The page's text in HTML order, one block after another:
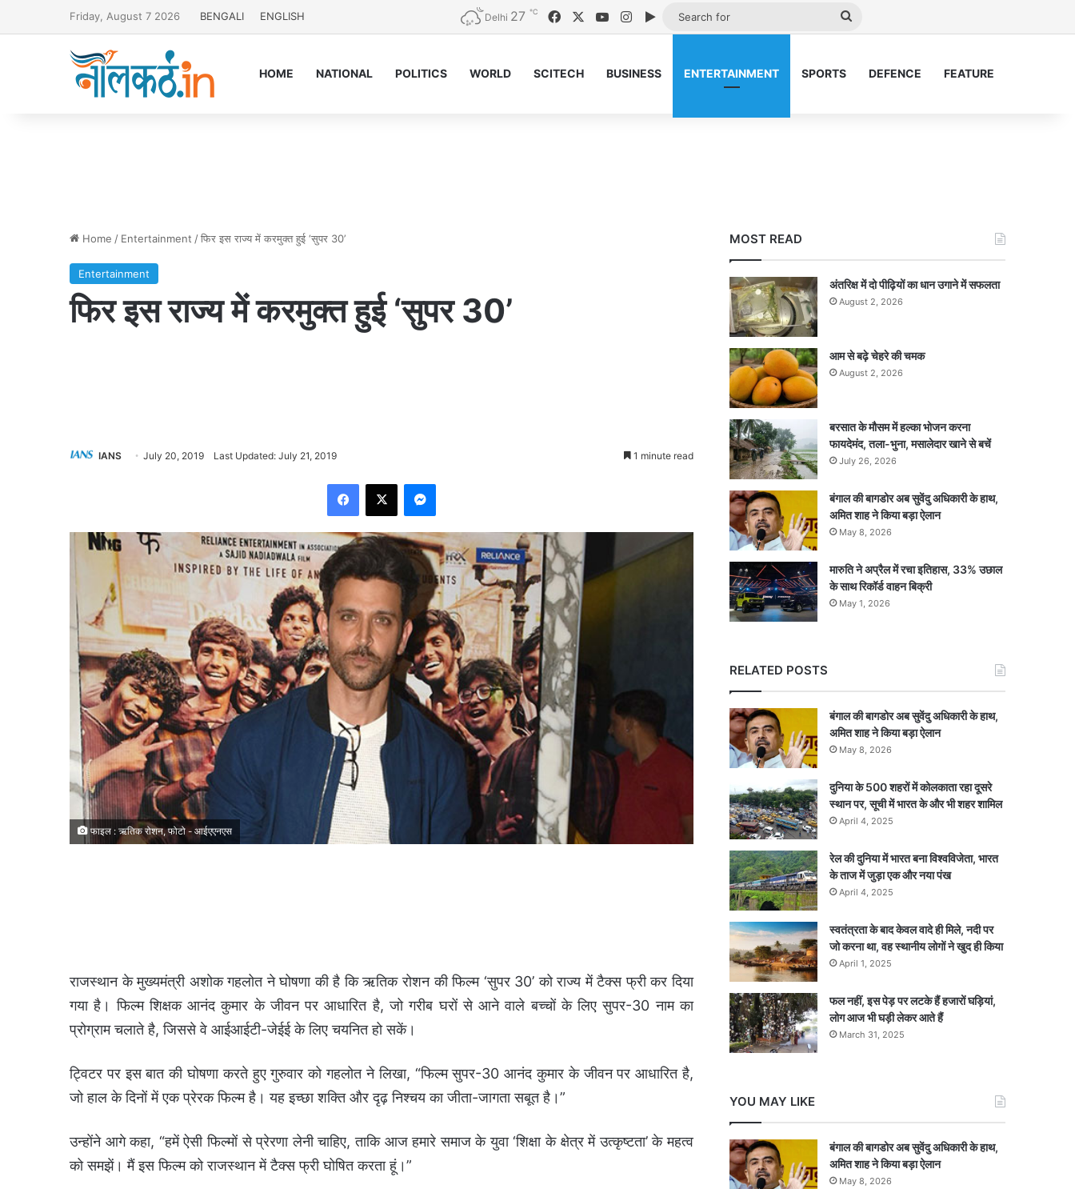
Friday, August 7 2026 BENGALI ENGLISH Delhi 27 ℃ Facebook YouTubeInstagram
Google Play
HOME NATIONAL POLITICS WORLD SCITECH BUSINESS ENTERTAINMENT SPORTS DEFENCE FEATURE
Home / Entertainment /फिर इस राज्य में करमुक्त हुई ‘सुपर 30’
Entertainment
फिर इस राज्य में करमुक्त हुई ‘सुपर 30’
IANS July 20, 2019 Last Updated: July 21, 2019 1 minute read
फाइल : ऋतिक रोशन, फोटो - आईएएनएस
राजस्थान के मुख्यमंत्री अशोक गहलोत ने घोषणा की है कि ऋतिक रोशन की फिल्म ‘सुपर 30’ को राज्य में टैक्स फ्री कर दिया
गया है। फिल्म शिक्षक आनंद कुमार के जीवन पर आधारित है, जो गरीब घरों से आने वाले बच्चों के लिए सुपर-30 नाम का
प्रोग्राम चलाते है, जिससे वे आईआईटी-जेईई के लिए चयनित हो सकें।
ट्विटर पर इस बात की घोषणा करते हुए गुरुवार को गहलोत ने लिखा, “फिल्म सुपर-30 आनंद कुमार के जीवन पर आधारित है,
जो हाल के दिनों में एक प्रेरक फिल्म है। यह इच्छा शक्ति और दृढ़ निश्चय का जीता-जागता सबूत है।”
उन्होंने आगे कहा, “हमें ऐसी फिल्मों से प्रेरणा लेनी चाहिए, ताकि आज हमारे समाज के युवा ‘शिक्षा के क्षेत्र में उत्कृष्टता’ के महत्व
को समझें। मैं इस फिल्म को राजस्थान में टैक्स फ्री घोषित करता हूं।”
MOST READ
अंतरिक्ष में दो पीढ़ियों का धान उगाने में सफलता
August 2, 2026
आम से बढ़े चेहरे की चमक
August 2, 2026
बरसात के मौसम में हल्का भोजन करना
फायदेमंद, तला-भुना, मसालेदार खाने से बचें
July 26, 2026
बंगाल की बागडोर अब सुवेंदु अधिकारी के हाथ,
अमित शाह ने किया बड़ा ऐलान
May 8, 2026
मारुति ने अप्रैल में रचा इतिहास, 33% उछाल
के साथ रिकॉर्ड वाहन बिक्री
May 1, 2026
RELATED POSTS
बंगाल की बागडोर अब सुवेंदु अधिकारी के हाथ,
अमित शाह ने किया बड़ा ऐलान
May 8, 2026
दुनिया के 500 शहरों में कोलकाता रहा दूसरे
स्थान पर, सूची में भारत के और भी शहर शामिल
April 4, 2025
रेल की दुनिया में भारत बना विश्वविजेता, भारत
के ताज में जुड़ा एक और नया पंख
April 4, 2025
स्वतंत्रता के बाद केवल वादे ही मिले, नदी पर
जो करना था, वह स्थानीय लोगों ने खुद ही किया
April 1, 2025
फल नहीं, इस पेड़ पर लटके हैं हजारों घड़ियां,
लोग आज भी घड़ी लेकर आते हैं
March 31, 2025
YOU MAY LIKE
बंगाल की बागडोर अब सुवेंदु अधिकारी के हाथ,
अमित शाह ने किया बड़ा ऐलान
May 8, 2026